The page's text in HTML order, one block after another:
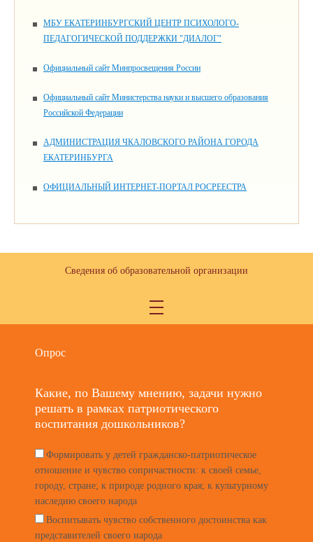
МБУ ЕКАТЕРИНБУРГСКИЙ ЦЕНТР ПСИХОЛОГО-
ПЕДАГОГИЧЕСКОЙ ПОДДЕРЖКИ "ДИАЛОГ"
Официальный сайт Минпросвещения России
Официальный сайт Министерства науки и высшего образования
Российской Федерации
АДМИНИСТРАЦИЯ ЧКАЛОВСКОГО РАЙОНА ГОРОДА
ЕКАТЕРИНБУРГА
ОФИЦИАЛЬНЫЙ ИНТЕРНЕТ-ПОРТАЛ РОСРЕЕСТРА
Сведения об образовательной организации
Опрос
Какие, по Вашему мнению, задачи нужно
решать в рамках патриотического
воспитания дошкольников?
Формировать у детей гражданско-патриотическое
отношение и чувство сопричастности: к своей семье,
городу, стране; к природе родного края; к культурному
наследию своего народа
Воспитывать чувство собственного достоинства как
представителей своего народа